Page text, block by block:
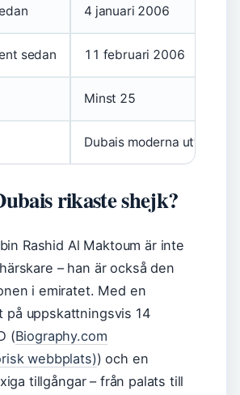
4 januari 2006
sedan 11 februari 2006
Minst 25
Dubais moderna
rikaste shejk?
Rashid Al Maktoum är inte
– han är också den
i emiratet. Med en
på uppskattningsvis 14
(Biography.com
webbplats)) och en
tillgångar – från palats till